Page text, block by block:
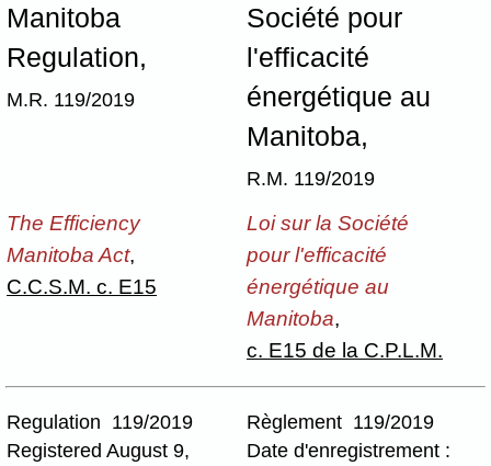
Manitoba
Regulation,
M.R. 119/2019
Société pour
l'efficacité
énergétique au
Manitoba,
R.M. 119/2019
The Efficiency
Manitoba Act,
C.C.S.M. c. E15
Loi sur la Société
pour l'efficacité
énergétique au
Manitoba,
c. E15 de la C.P.L.M.
Regulation 119/2019
Registered August 9,
Règlement 119/2019
Date d'enregistrement :